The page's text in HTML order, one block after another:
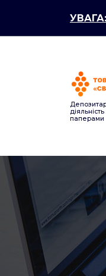
контенту
УВАГА:
паперами